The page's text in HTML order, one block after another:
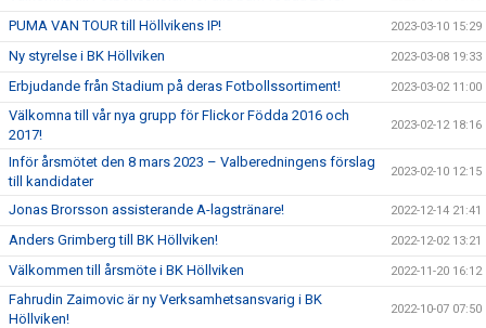
PUMA VAN TOUR till Höllvikens IP! 2023-03-10 15:29
Ny styrelse i BK Höllviken 2023-03-08 19:33
Erbjudande från Stadium på deras Fotbollssortiment! 2023-03-02 11:00
Välkomna till vår nya grupp för Flickor Födda 2016 och
2017!
2023-02-12 18:16
Inför årsmötet den 8 mars 2023 – Valberedningens förslag
till kandidater
2023-02-10 12:15
Jonas Brorsson assisterande A-lagstränare! 2022-12-14 21:41
Anders Grimberg till BK Höllviken! 2022-12-02 13:21
Välkommen till årsmöte i BK Höllviken 2022-11-20 16:12
Fahrudin Zaimovic är ny Verksamhetsansvarig i BK
Höllviken!
2022-10-07 07:50